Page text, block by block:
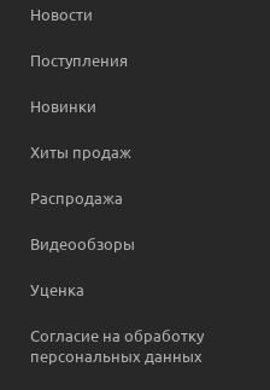
Новости
Поступления
Новинки
Хиты продаж
Распродажа
Видеообзоры
Уценка
Согласие на обработку
персональных данных